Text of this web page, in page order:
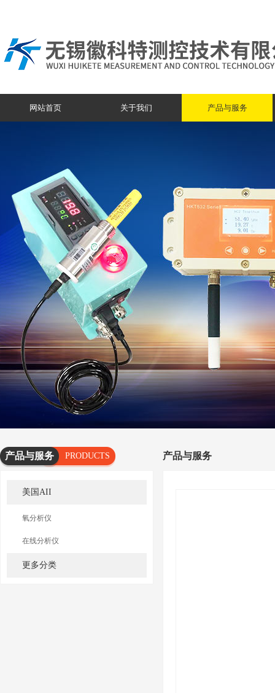
网站首页 关于我们 产品与服务
产品与服务
PRODUCTS
美国AII
氧分析仪
在线分析仪
更多分类
产品与服务